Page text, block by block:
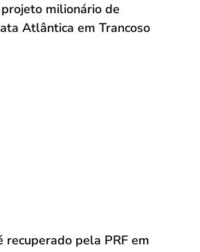
milionário de
Atlântica em Trancoso
recuperado pela PRF em